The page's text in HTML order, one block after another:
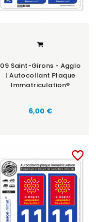
09 Saint-Girons - Agglo
| Autocollant Plaque
Immatriculation®
6,00 €
favorite_border